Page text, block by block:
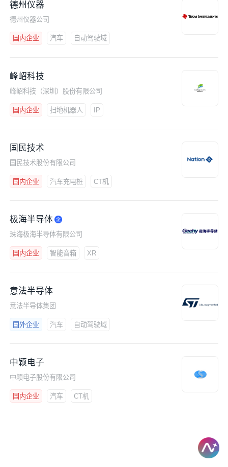
德州仪器
德州仪器公司
国内企业 汽车 自动驾驶域
峰岹科技
峰岹科技（深圳）股份有限公司
国内企业 扫地机器人 IP
国民技术
国民技术股份有限公司
国内企业 汽车充电桩 CT机
极海半导体
珠海极海半导体有限公司
国内企业 智能音箱 XR
意法半导体
意法半导体集团
国外企业 汽车 自动驾驶域
中颖电子
中颖电子股份有限公司
国内企业 汽车 CT机